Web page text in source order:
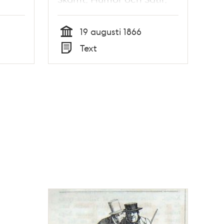
nr 34, den 19 augusti 1866
Tid
19 augusti 1866
Typ
Text